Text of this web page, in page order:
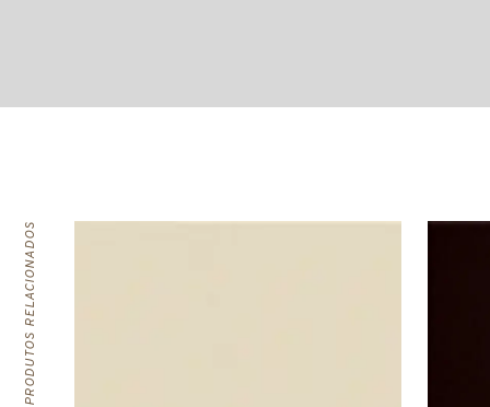
PRODUTOS RELACIONADOS